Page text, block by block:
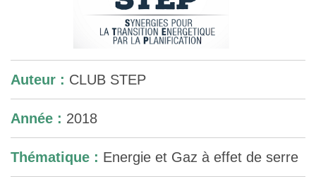
COLLECTIVITÉS
TERRITORIALES DANS LA
TRANSITION
ÉNERGÉTIQUE
Auteur : CLUB STEP
Année : 2018
Thématique : Energie et Gaz à effet de serre